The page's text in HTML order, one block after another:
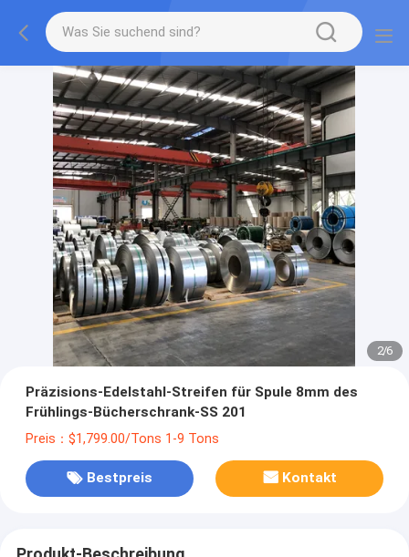
2/6
Präzisions-Edelstahl-Streifen für Spule 8mm des
Frühlings-Bücherschrank-SS 201
Preis：$1,799.00/Tons 1-9 Tons
Bestpreis Kontakt